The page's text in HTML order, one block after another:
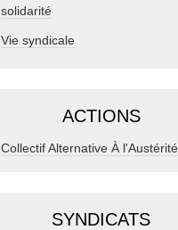
solidarité
Vie syndicale
ACTIONS
Collectif Alternative À l'Austérité
SYNDICATS